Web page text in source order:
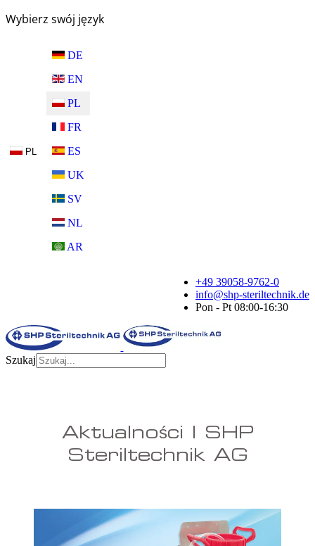
Wybierz swój język
PL
DE
EN
PL
FR
ES
UK
SV
NL
AR
+49 39058-9762-0
info@shp-steriltechnik.de
Pon - Pt 08:00-16:30
Szukaj
Aktualności | SHP
Steriltechnik AG